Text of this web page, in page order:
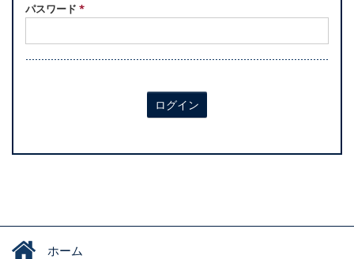
パスワード *
ログイン
ホーム